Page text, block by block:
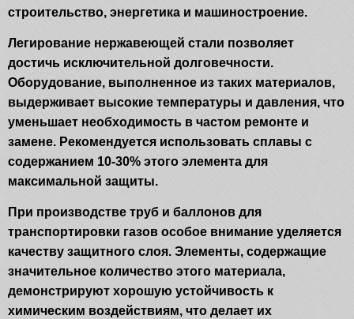
строительство, энергетика и машиностроение.
Легирование нержавеющей стали позволяет
достичь исключительной долговечности.
Оборудование, выполненное из таких материалов,
выдерживает высокие температуры и давления, что
уменьшает необходимость в частом ремонте и
замене. Рекомендуется использовать сплавы с
содержанием 10-30% этого элемента для
максимальной защиты.
При производстве труб и баллонов для
транспортировки газов особое внимание уделяется
качеству защитного слоя. Элементы, содержащие
значительное количество этого материала,
демонстрируют хорошую устойчивость к
химическим воздействиям, что делает их